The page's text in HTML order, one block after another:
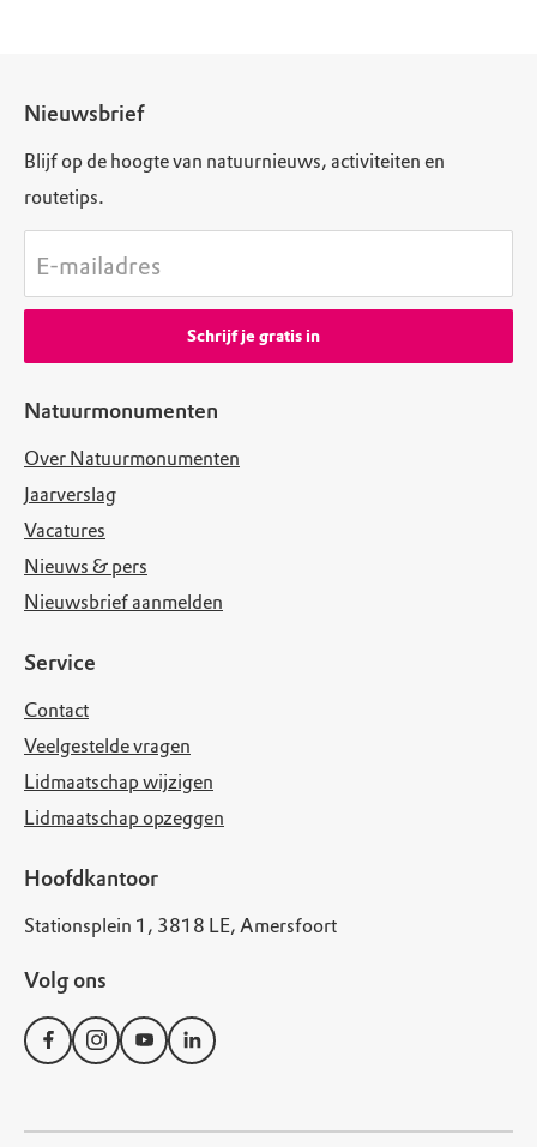
Natuurmonumenten
Over Natuurmonumenten
Jaarverslag
Vacatures
Nieuws & pers
Nieuwsbrief aanmelden
Service
Contact
Veelgestelde vragen
Lidmaatschap wijzigen
Lidmaatschap opzeggen
Hoofdkantoor
Stationsplein 1, 3818 LE, Amersfoort
Volg ons
Nieuwsbrief
Blijf op de hoogte van natuurnieuws, activiteiten en
routetips.
E-mailadres
Schrijf je gratis in